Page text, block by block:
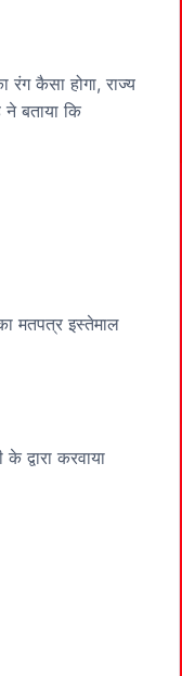
कैसा होगा, राज्य
बताया कि
मतपत्र इस्तेमाल
द्वारा करवाया